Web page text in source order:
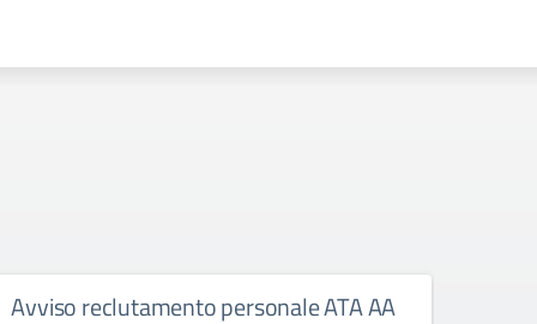
Avviso reclutamento personale ATA AA